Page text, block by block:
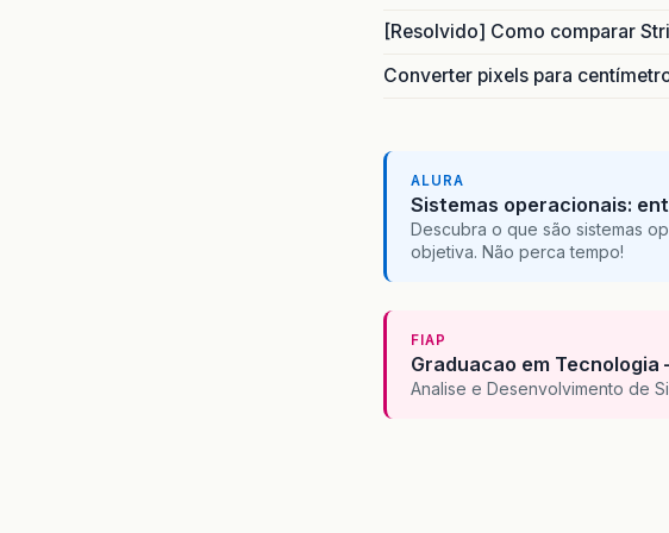
[Resolvido] Como comparar
Converter pixels para
ALURA
Sistemas operacionais:
Descubra o que são sistemas
objetiva. Não perca tempo!
FIAP
Graduacao em Tecnologia
Analise e Desenvolvimento de